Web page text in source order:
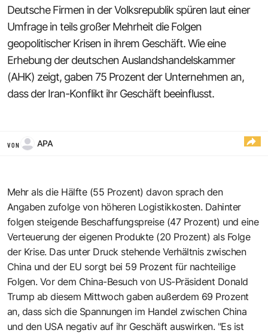
Deutsche Firmen in der Volksrepublik spüren laut einer
Umfrage in teils großer Mehrheit die Folgen
geopolitischer Krisen in ihrem Geschäft. Wie eine
Erhebung der deutschen Auslandshandelskammer
(AHK) zeigt, gaben 75 Prozent der Unternehmen an,
dass der Iran-Konflikt ihr Geschäft beeinflusst.
VON APA
Mehr als die Hälfte (55 Prozent) davon sprach den
Angaben zufolge von höheren Logistikkosten. Dahinter
folgen steigende Beschaffungspreise (47 Prozent) und eine
Verteuerung der eigenen Produkte (20 Prozent) als Folge
der Krise. Das unter Druck stehende Verhältnis zwischen
China und der EU sorgt bei 59 Prozent für nachteilige
Folgen. Vor dem China-Besuch von US-Präsident Donald
Trump ab diesem Mittwoch gaben außerdem 69 Prozent
an, dass sich die Spannungen im Handel zwischen China
und den USA negativ auf ihr Geschäft auswirken. "Es ist